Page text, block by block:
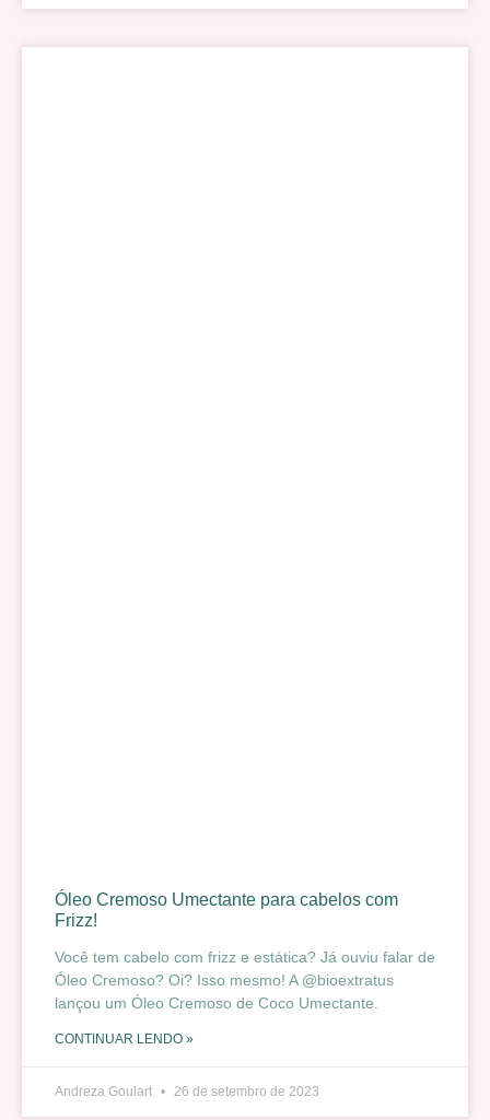
Óleo Cremoso Umectante para cabelos com
Frizz!
Você tem cabelo com frizz e estática? Já ouviu falar de
Óleo Cremoso? Oi? Isso mesmo! A @bioextratus
lançou um Óleo Cremoso de Coco Umectante.
CONTINUAR LENDO »
Andreza Goulart 26 de setembro de 2023